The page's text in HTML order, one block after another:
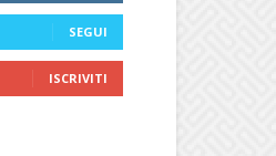
SEGUI
ISCRIVITI